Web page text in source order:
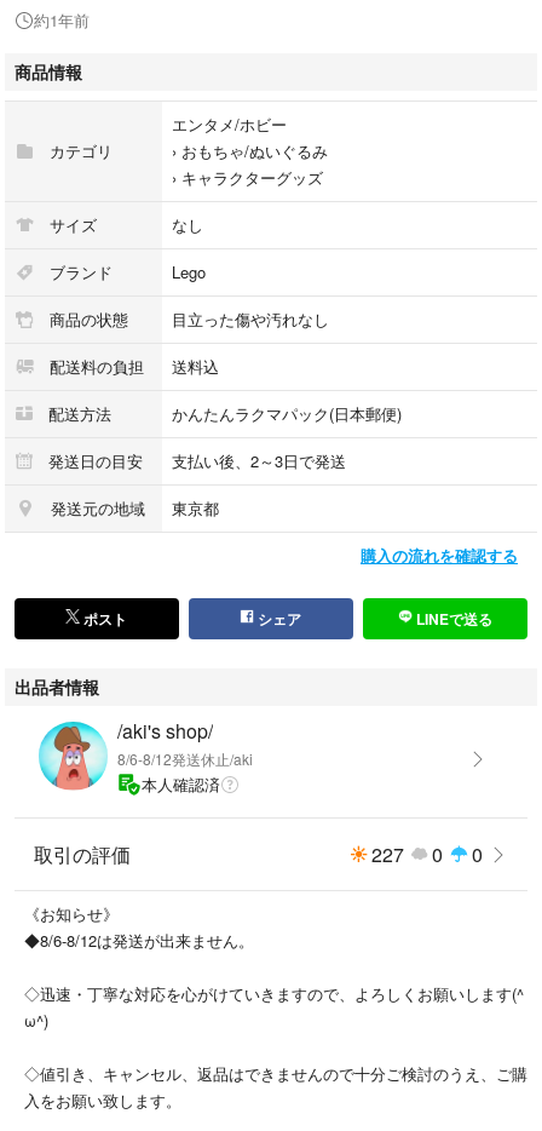
約1年前
商品情報
カテゴリ
エンタメ/ホビー
› おもちゃ/ぬいぐるみ
› キャラクターグッズ
サイズ なし
ブランド Lego
商品の状態 目立った傷や汚れなし
配送料の負担 送料込
配送方法 かんたんラクマパック(日本郵便)
発送日の目安 支払い後、2～3日で発送
発送元の地域 東京都
購入の流れを確認する
ポスト シェア LINEで送る
出品者情報
/aki's shop/
8/6-8/12発送休止/aki
本人確認済
取引の評価 227 0 0
《お知らせ》
◆8/6-8/12は発送が出来ません。
◇迅速・丁寧な対応を心がけていきますので、よろしくお願いします(^
ω^)
◇値引き、キャンセル、返品はできませんので十分ご検討のうえ、ご購
入をお願い致します。